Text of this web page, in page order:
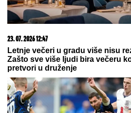
05. 08. 2026 06:45
Šta dete nasleđuje od oca, a šta
treba da znate o genetici